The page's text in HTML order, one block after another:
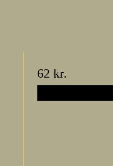
62 kr.